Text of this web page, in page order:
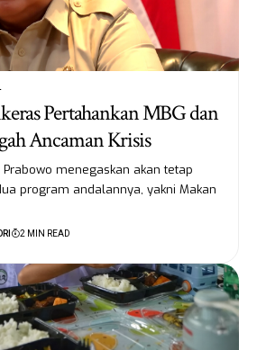
Pertahankan MBG dan
Ancaman Krisis
Prabowo menegaskan akan tetap
program andalannya, yakni Makan
2 MIN READ